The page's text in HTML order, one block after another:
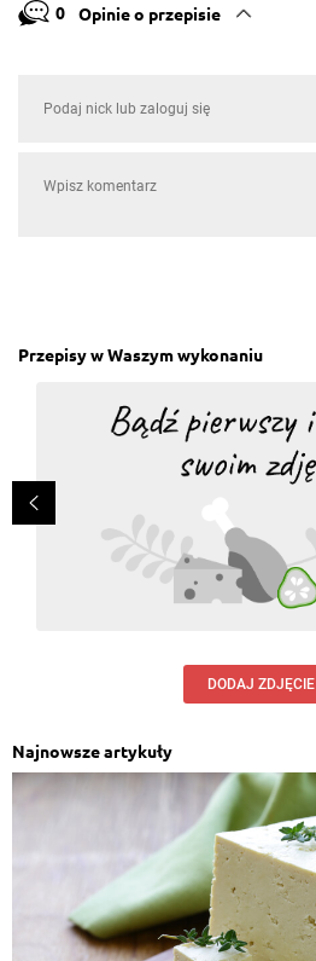
0 Opinie o przepisie
Przepisy w Waszym wykonaniu
DODAJ ZDJĘCIE
Najnowsze artykuły